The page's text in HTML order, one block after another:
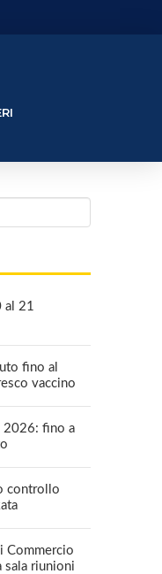
al 21
fino al
vaccino
2026: fino a
controllo
Commercio
sala riunioni